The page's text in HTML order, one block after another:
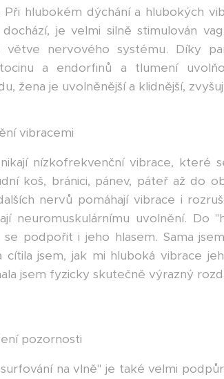
hlubokém dýchání a hlubokých
je velmi silně stimulován
větve nervového systému. Díky
a endorfinů a tlumení
žena je uvolněnější a klidnější,
vibracemi
nízkofrekvenční vibrace, které
koš, bránici, pánev, páteř až do
nervů pomáhají vibrace i
neuromuskulárnímu uvolnění. Do
podpořit i jeho hlasem. Sama
jsem, jak mi hluboká vibrace
jsem fyzicky skutečně výrazný
pozornosti
na vlně" je také velmi